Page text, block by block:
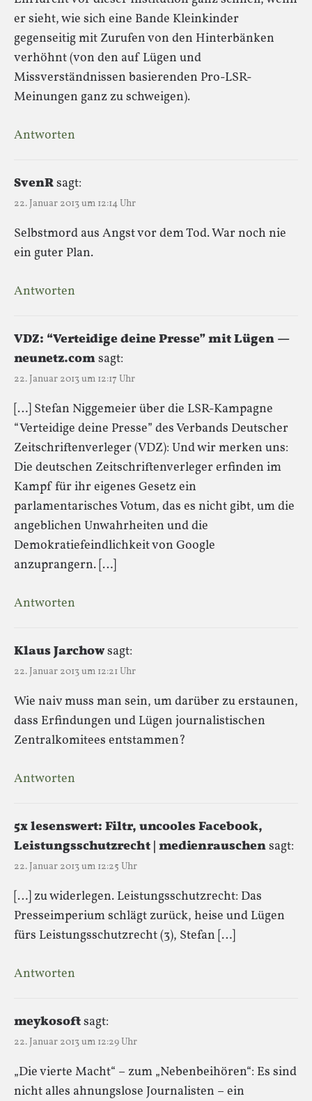
er sieht, wie sich eine Bande Kleinkinder
gegenseitig mit Zurufen von den Hinterbänken
verhöhnt (von den auf Lügen und
Missverständnissen basierenden Pro-LSR-
Meinungen ganz zu schweigen).
Antworten
SvenRsagt:
22. Januar 2013 um 12:14 Uhr
Selbstmord aus Angst vor dem Tod. War noch nie
ein guter Plan.
Antworten
VDZ: “Verteidige deine Presse” mit Lügen —
neunetz.comsagt:
22. Januar 2013 um 12:17 Uhr
[…] Stefan Niggemeier über die LSR-Kampagne
“Verteidige deine Presse” des Verbands Deutscher
Zeitschriftenverleger (VDZ): Und wir merken uns:
Die deutschen Zeitschriftenverleger erfinden im
Kampf für ihr eigenes Gesetz ein
parlamentarisches Votum, das es nicht gibt, um die
angeblichen Unwahrheiten und die
Demokratiefeindlichkeit von Google
anzuprangern. […]
Antworten
Klaus Jarchowsagt:
22. Januar 2013 um 12:21 Uhr
Wie naiv muss man sein, um darüber zu erstaunen,
dass Erfindungen und Lügen journalistischen
Zentralkomitees entstammen?
Antworten
5x lesenswert: Filtr, uncooles Facebook,
Leistungsschutzrecht | medienrauschensagt:
22. Januar 2013 um 12:25 Uhr
[…] zu widerlegen. Leistungsschutzrecht: Das
Presseimperium schlägt zurück, heise und Lügen
fürs Leistungsschutzrecht (3), Stefan […]
Antworten
meykosoftsagt:
22. Januar 2013 um 12:29 Uhr
„Die vierte Macht“ – zum „Nebenbeihören“: Es sind
nicht alles ahnungslose Journalisten – ein